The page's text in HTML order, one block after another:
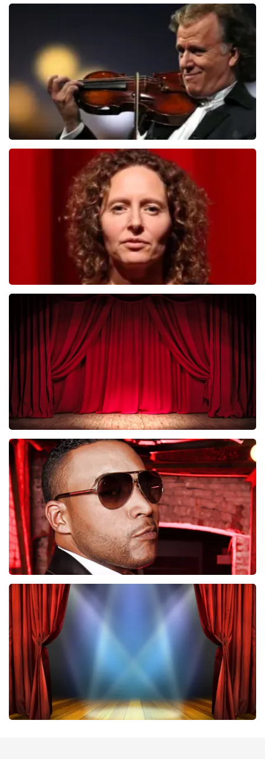
BESTEL NU
Andre Rieu
laatste 30 minuten
BESTEL NU
Esther van der Voort
laatste 30 minuten
BESTEL NU
Job Knoester
247laatste 30 minuten
BESTEL NU
Don Omar
224 laatste 30 minuten
BESTEL NU